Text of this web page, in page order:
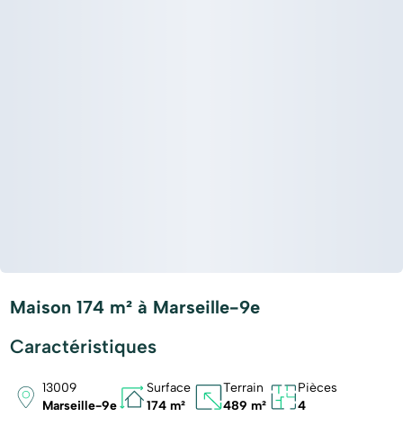
Maison 174 m² à Marseille-9e
Caractéristiques
13009
Marseille-9e
Surface
174 m²
Terrain
489 m²
Pièces
4